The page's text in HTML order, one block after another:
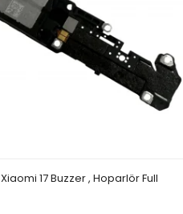
Xiaomi 17 Buzzer , Hoparlör Full